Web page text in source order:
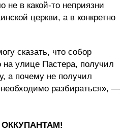
не в какой-то неприязни
церкви, а в конкретно
сказать, что собор
на улице Пастера, получил
а почему не получил
разбираться», —